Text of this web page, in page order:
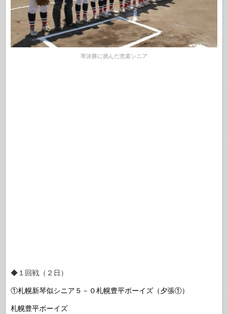
準決勝に挑んだ恵庭シニア
◆１回戦（２日）
①札幌新琴似シニア５－０札幌豊平ボーイズ（夕張①）
札幌豊平ボーイズ